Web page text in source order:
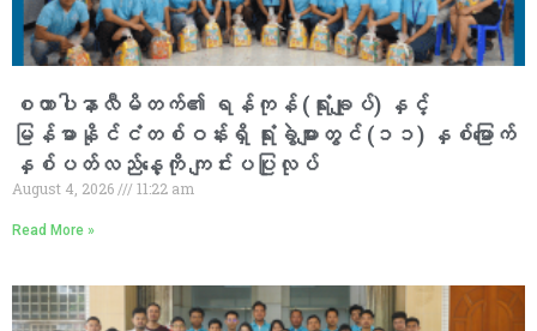
စထာပါနာလီမိတက်၏ ရန်ကုန် (ရုံးချုပ်) နှင့်
မြန်မာနိုင်ငံတစ်ဝန်းရှိ ရုံးခွဲများတွင် (၁၁) နှစ်မြောက်
နှစ်ပတ်လည်နေ့ကို ကျင်းပပြုလုပ်
August 4, 2026 11:22 am
Read More »